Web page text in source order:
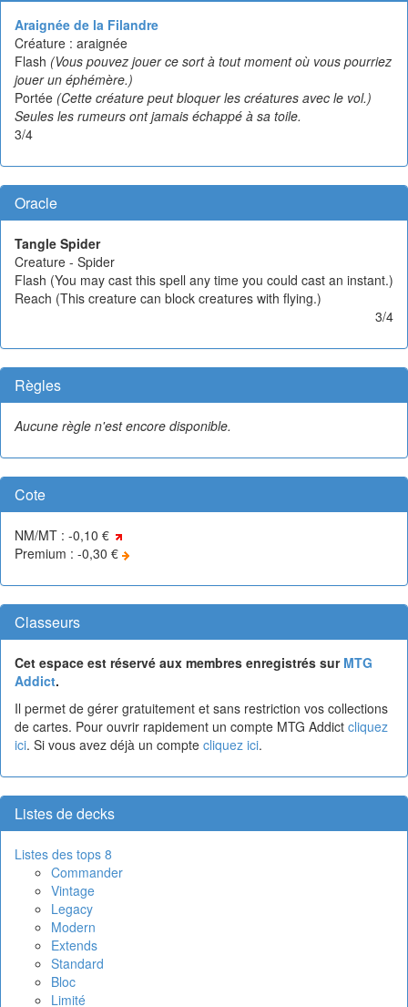
Araignée de la Filandre
Créature : araignée
Flash (Vous pouvez jouer ce sort à tout moment où vous pourriez
jouer un éphémère.)
Portée (Cette créature peut bloquer les créatures avec le vol.)
Seules les rumeurs ont jamais échappé à sa toile.
3/4
Oracle
Tangle Spider
Creature - Spider
Flash (You may cast this spell any time you could cast an instant.)
Reach (This creature can block creatures with flying.)
3/4
Règles
Aucune règle n'est encore disponible.
Cote
NM/MT : -0,10 €
Premium : -0,30 €
Classeurs
Cet espace est réservé aux membres enregistrés sur MTG
Addict.
Il permet de gérer gratuitement et sans restriction vos collections
de cartes. Pour ouvrir rapidement un compte MTG Addict cliquez
ici. Si vous avez déjà un compte cliquez ici.
Listes de decks
Listes des tops 8
Commander
Vintage
Legacy
Modern
Extends
Standard
Bloc
Limité